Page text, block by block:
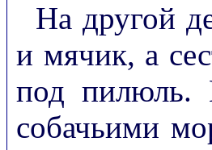
На другой
и мячик, а
под пилюль.
собачьими